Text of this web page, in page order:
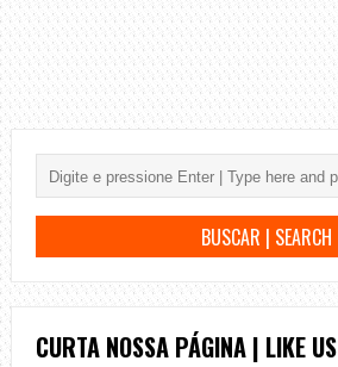
CURTA NOSSA PÁGINA | LIKE US